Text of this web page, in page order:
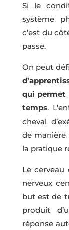
Si le
système
c’est du
passe.
On peut
qui permet
temps.
cheval
de manière
la pratique
Le cerveau
nerveux
but est de
produit
réponse